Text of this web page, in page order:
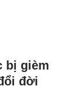
bị gièm
đời